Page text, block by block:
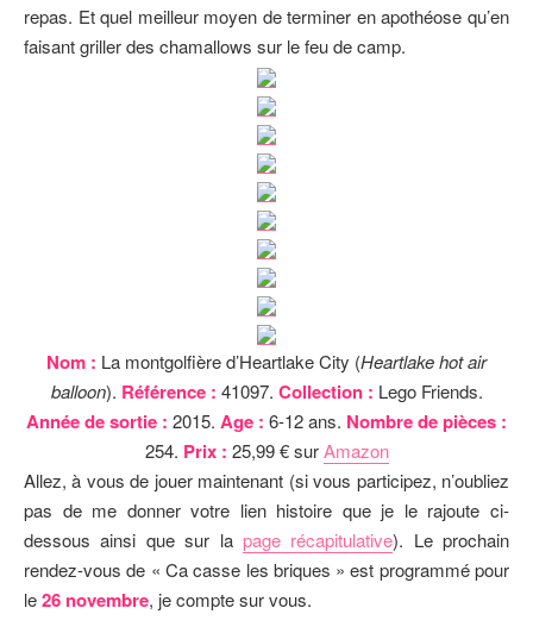
repas. Et quel meilleur moyen de terminer en apothéose qu’en
faisant griller des chamallows sur le feu de camp.
Nom : La montgolfière d’Heartlake City (Heartlake hot air
balloon). Référence : 41097. Collection : Lego Friends.
Année de sortie : 2015. Age : 6-12 ans. Nombre de pièces :
254. Prix : 25,99 € surAmazon
Allez, à vous de jouer maintenant (si vous participez, n’oubliez
pas de me donner votre lien histoire que je le rajoute ci-
dessous ainsi que sur la page récapitulative). Le prochain
rendez-vous de « Ca casse les briques » est programmé pour
le26 novembre, je compte sur vous.